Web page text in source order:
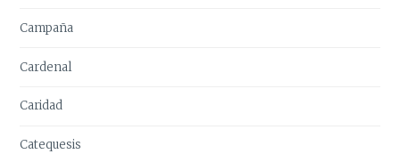
Campaña
Cardenal
Caridad
Catequesis